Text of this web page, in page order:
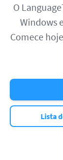
O
Windows
Comece
Lista